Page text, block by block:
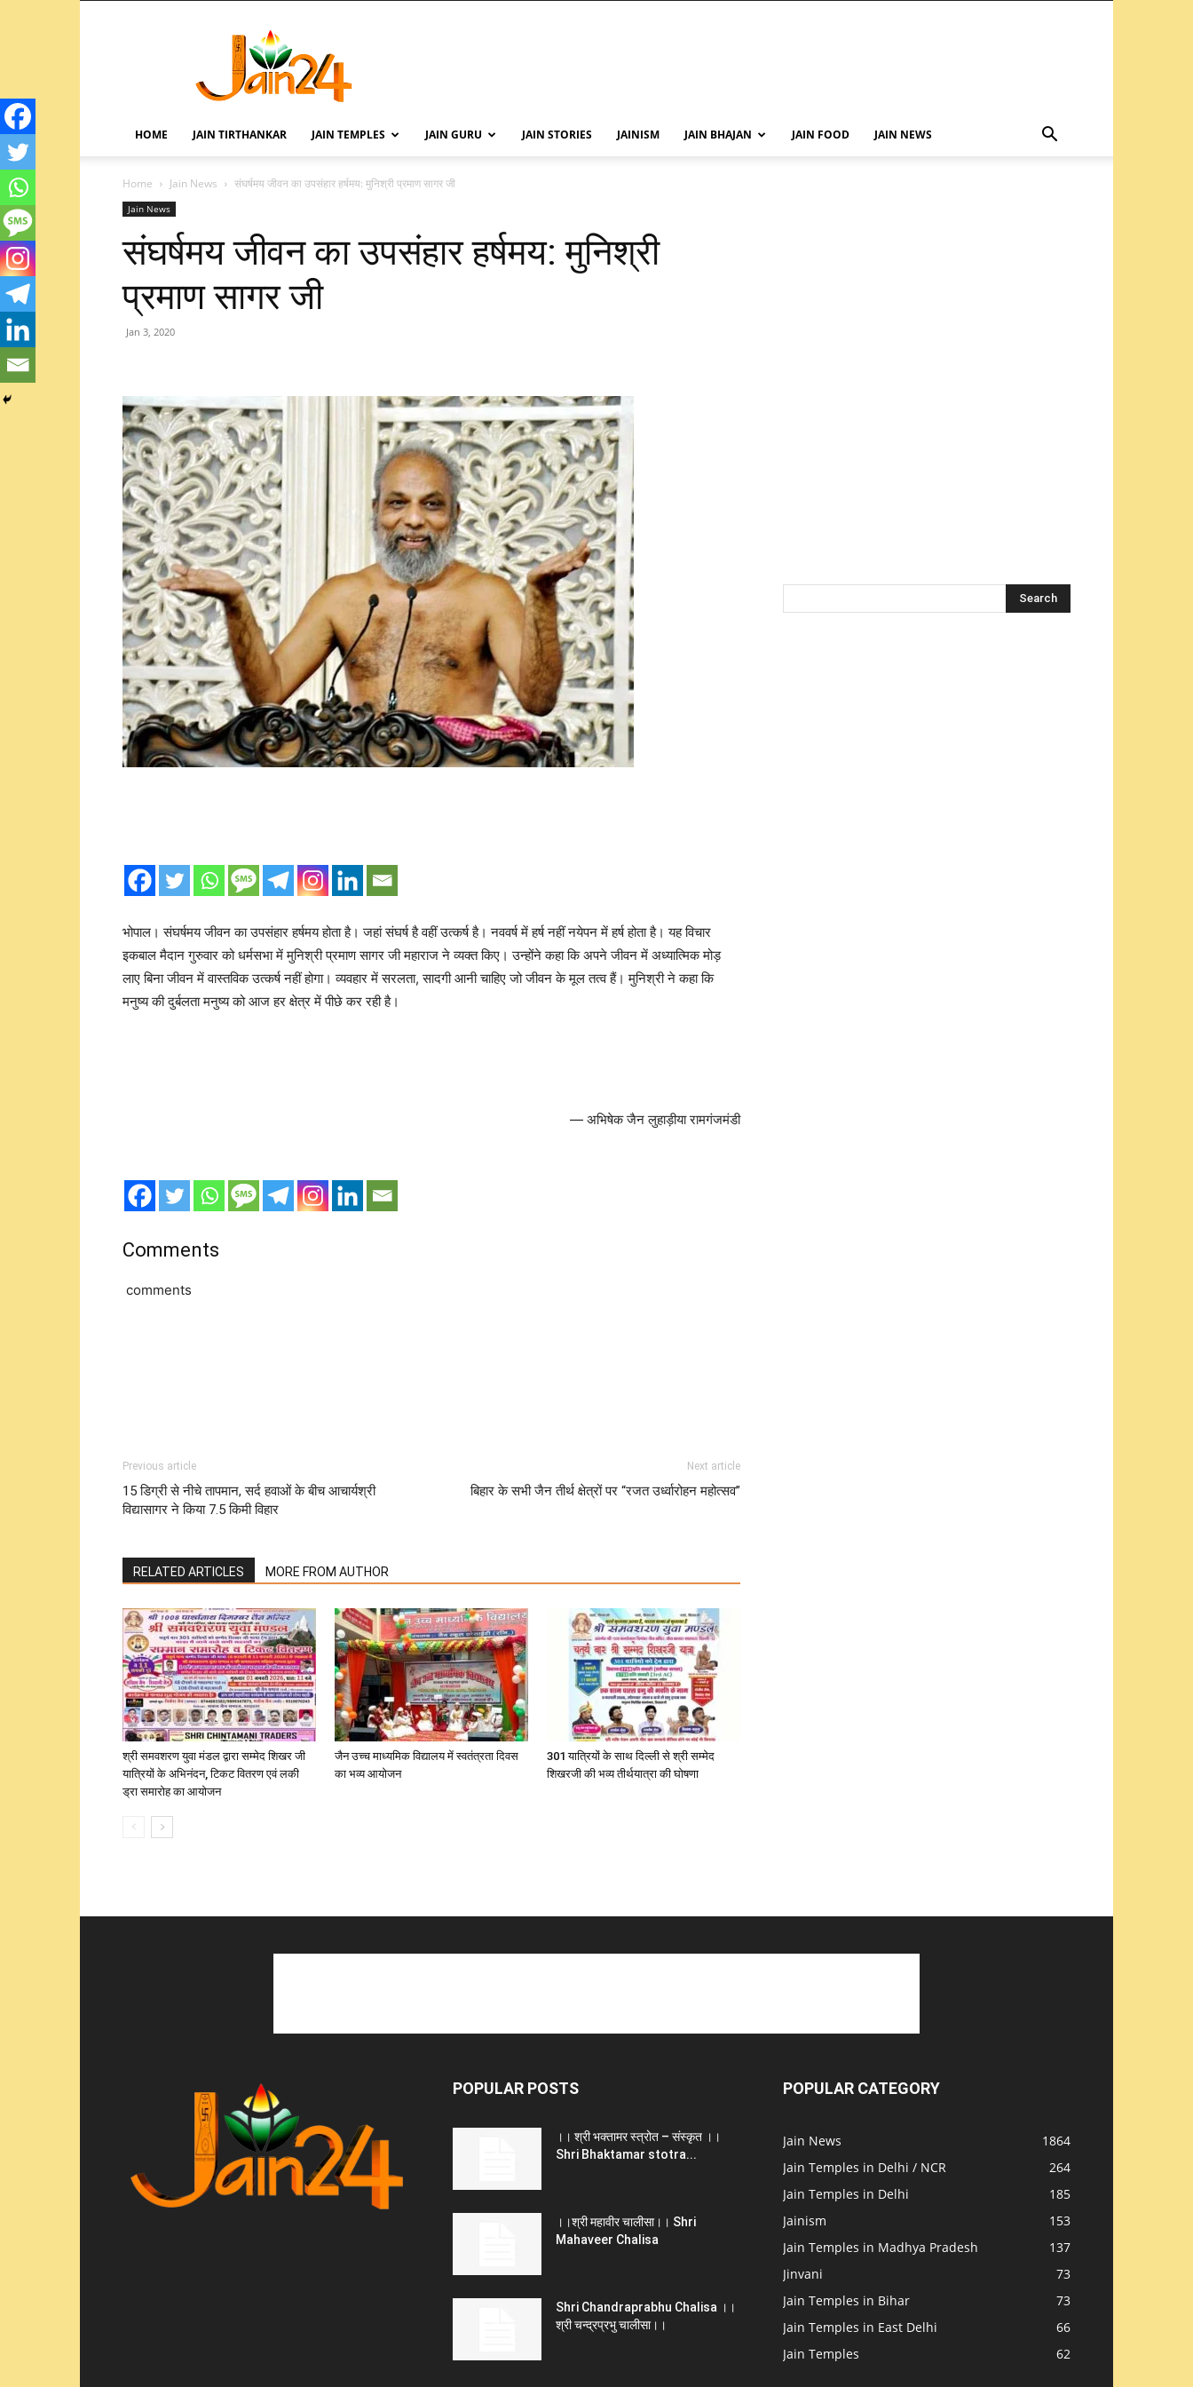
HOME JAIN TIRTHANKAR JAIN TEMPLES JAIN GURU JAIN STORIES JAINISM JAIN BHAJAN JAIN FOOD JAIN NEWS
Home Jain News संघर्षमय जीवन का उपसंहार हर्षमय: मुनिश्री प्रमाण सागर जी
Jain News
संघर्षमय जीवन का उपसंहार हर्षमय: मुनिश्री
प्रमाण सागर जी
Jan 3, 2020
भोपाल। संघर्षमय जीवन का उपसंहार हर्षमय होता है। जहां संघर्ष है वहीं उत्कर्ष है। नववर्ष में हर्ष नहीं नयेपन में हर्ष होता है। यह विचार
इकबाल मैदान गुरुवार को धर्मसभा में मुनिश्री प्रमाण सागर जी महाराज ने व्यक्त किए। उन्होंने कहा कि अपने जीवन में अध्यात्मिक मोड़
लाए बिना जीवन में वास्तविक उत्कर्ष नहीं होगा। व्यवहार में सरलता, सादगी आनी चाहिए जो जीवन के मूल तत्व हैं। मुनिश्री ने कहा कि
मनुष्य की दुर्बलता मनुष्य को आज हर क्षेत्र में पीछे कर रही है।
— अभिषेक जैन लुहाड़ीया रामगंजमंडी
Comments
comments
Previous article
15 डिग्री से नीचे तापमान, सर्द हवाओं के बीच आचार्यश्री
विद्यासागर ने किया 7.5 किमी विहार
Next article
बिहार के सभी जैन तीर्थ क्षेत्रों पर “रजत उर्ध्वारोहन महोत्सव”
RELATED ARTICLES MORE FROM AUTHOR
श्री समवशरण युवा मंडल द्वारा सम्मेद शिखर जी
यात्रियों के अभिनंदन, टिकट वितरण एवं लकी
ड्रा समारोह का आयोजन
जैन उच्च माध्यमिक विद्यालय में स्वतंत्रता दिवस
का भव्य आयोजन
301 यात्रियों के साथ दिल्ली से श्री सम्मेद
शिखरजी की भव्य तीर्थयात्रा की घोषणा
POPULAR POSTS
।। श्री भक्तामर स्त्रोत – संस्कृत ।।
Shri Bhaktamar stotra...
।।श्री महावीर चालीसा।। Shri
Mahaveer Chalisa
Shri Chandraprabhu Chalisa ।।
श्री चन्द्रप्रभु चालीसा।।
POPULAR CATEGORY
Jain News
1864
Jain Temples in Delhi / NCR
264
Jain Temples in Delhi
185
Jainism
153
Jain Temples in Madhya Pradesh
137
Jinvani
73
Jain Temples in Bihar
73
Jain Temples in East Delhi
66
Jain Temples
62